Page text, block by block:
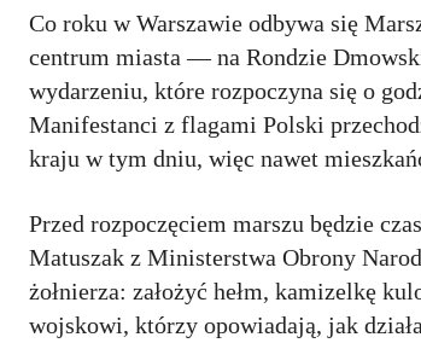
Co roku w Warszawie odbywa się
centrum miasta — na Rondzie
wydarzeniu, które rozpoczyna się o
Manifestanci z flagami Polski
kraju w tym dniu, więc nawet
Przed rozpoczęciem marszu będzie
Matuszak z Ministerstwa Obrony
żołnierza: założyć hełm, kamizelkę
wojskowi, którzy opowiadają, jak